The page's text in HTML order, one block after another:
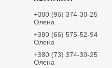
+380 (96) 374-30-25
Олена
+380 (66) 575-52-94
Олена
+380 (73) 374-30-25
Олена